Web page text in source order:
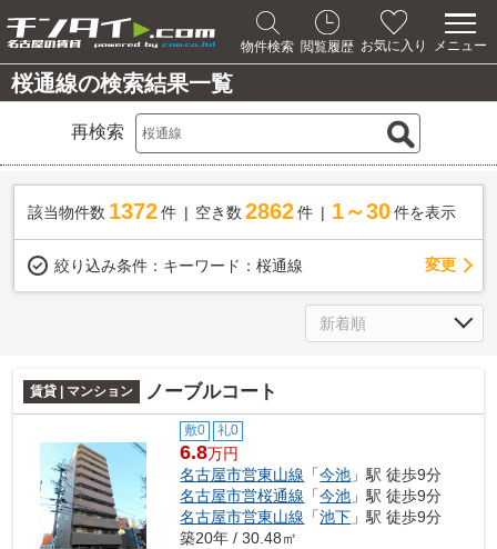
物件検索 閲覧履歴 お気に入り メニュー
桜通線の検索結果一覧
再検索
該当物件数 1372件 空き数 2862 件 1～30 件を表示
絞り込み条件： キーワード：桜通線 変更
賃貸 | マンション ノーブルコート
敷0 礼0
6.8万円
名古屋市営東山線 「今池 」駅 徒歩9分
名古屋市営桜通線 「今池 」駅 徒歩9分
名古屋市営東山線 「池下 」駅 徒歩9分
築20年 / 30.48㎡